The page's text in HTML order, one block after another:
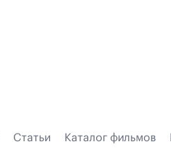
Статьи Каталог фильмов